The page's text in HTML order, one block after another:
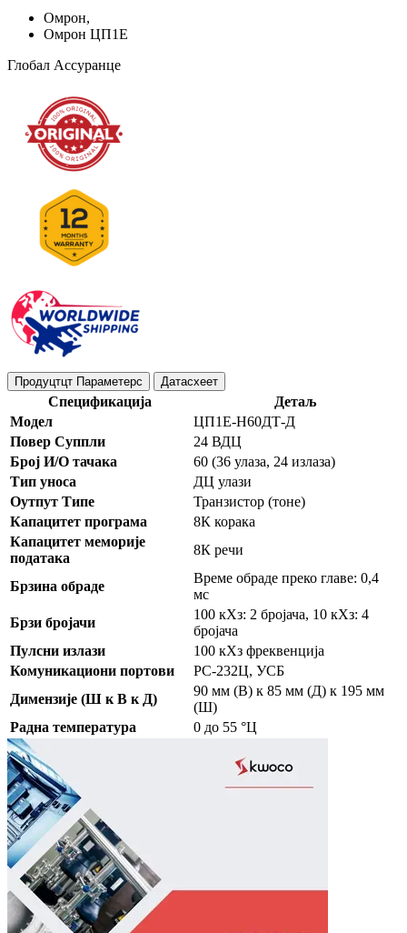
Омрон,
Омрон ЦП1Е
Глобал Ассуранце
Продуцтцт Параметерс Датасхеет
Спецификација
Детаљ
Модел
ЦП1Е-Н60ДТ-Д
Повер Суппли
24 ВДЦ
Број И/О тачака
60 (36 улаза, 24 излаза)
Тип уноса
ДЦ улази
Оутпут Типе
Транзистор (тоне)
Капацитет програма
8К корака
Капацитет меморије
података
8К речи
Брзина обраде
Време обраде преко главе: 0,4
мс
Брзи бројачи
100 кХз: 2 бројача, 10 кХз: 4
бројача
Пулсни излази
100 кХз фреквенција
Комуникациони портови
РС-232Ц, УСБ
Димензије (Ш к В к Д)
90 мм (В) к 85 мм (Д) к 195 мм
(Ш)
Радна температура
0 до 55 °Ц